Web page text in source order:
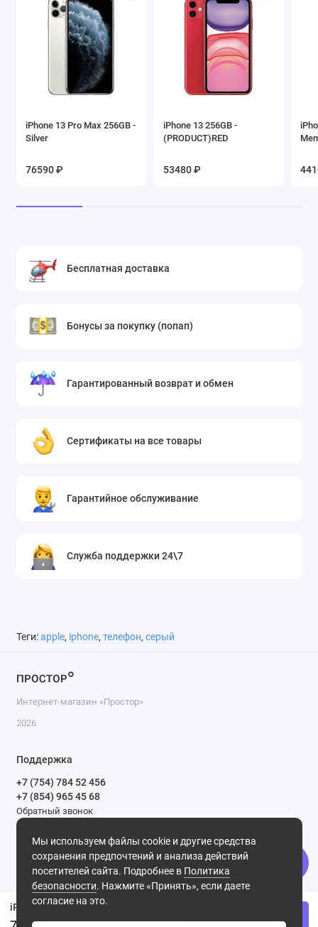
iPhone 13 Pro Max 256GB -
Silver
76590 ₽
iPhone 13 256GB -
(PRODUCT)RED
53480 ₽
Бесплатная доставка
Бонусы за покупку (попап)
Гарантированный возврат и обмен
Сертификаты на все товары
Гарантийное обслуживание
Служба поддержки 24\7
Теги:apple, iphone, телефон, серый
Мы используем файлы cookie и другие средства
сохранения предпочтений и анализа действий
посетителей сайта. Подробнее в Политика
безопасности. Нажмите «Принять», если даете
согласие на это.
Интернет-магазин «Простор»
2026
Поддержка
+7 (754) 784 52 456
+7 (854) 965 45 68
Обратный звонок
Мы в сети